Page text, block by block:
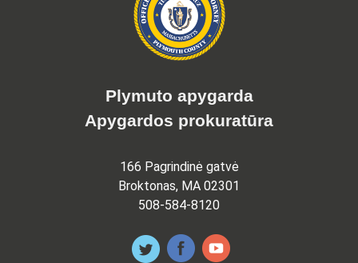
Plymuto apygarda
Apygardos prokuratūra
166 Pagrindinė gatvė
Broktonas, MA 02301
508-584-8120